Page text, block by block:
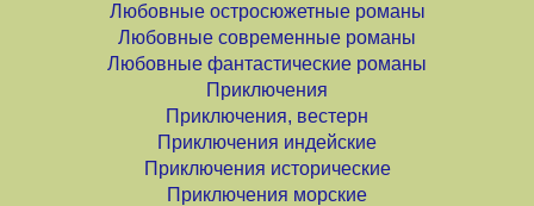
Любовные остросюжетные романы
Любовные современные романы
Любовные фантастические романы
Приключения
Приключения, вестерн
Приключения индейские
Приключения исторические
Приключения морские